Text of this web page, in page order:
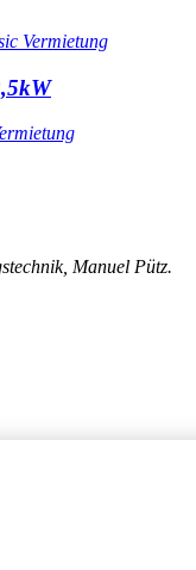
Manuel Pütz.